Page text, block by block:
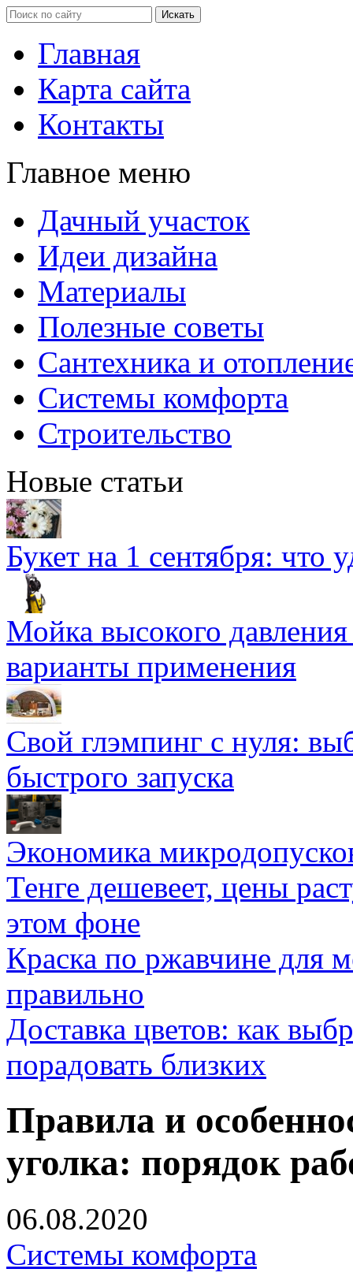
Главная
Карта сайта
Контакты
Главное меню
Дачный участок
Идеи дизайна
Материалы
Полезные советы
Сантехника и
Системы комфорта
Строительство
Новые статьи
Букет на 1 сентября: что
Мойка высокого
варианты применения
Свой глэмпинг с нуля:
быстрого запуска
Экономика
Тенге дешевеет, цены
этом фоне
Краска по ржавчине для
правильно
Доставка цветов: как
порадовать близких
Правила и
уголка: порядок
06.08.2020
Системы комфорта